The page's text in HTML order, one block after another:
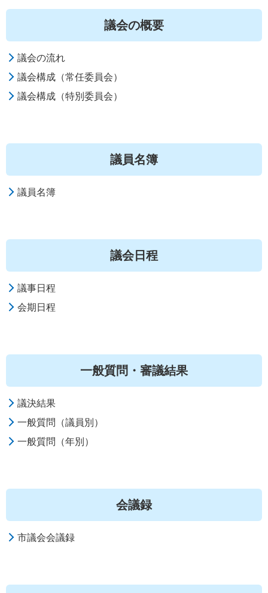
議会の概要
議会の流れ
議会構成（常任委員会）
議会構成（特別委員会）
議員名簿
議員名簿
議会日程
議事日程
会期日程
一般質問・審議結果
議決結果
一般質問（議員別）
一般質問（年別）
会議録
市議会会議録